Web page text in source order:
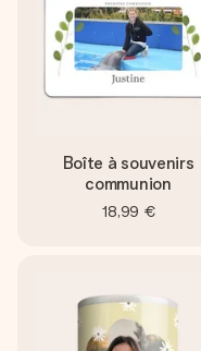
Boîte à souvenirs
communion
18,99 €